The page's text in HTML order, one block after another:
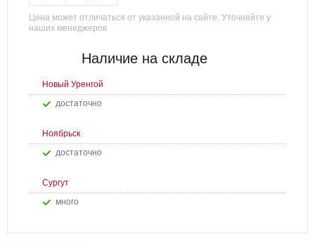
Цена может отличаться от указанной на сайте. Уточняйте у
наших менеджеров
Наличие на складе
Новый Уренгой
Достаточно
Ноябрьск
Достаточно
Сургут
Много